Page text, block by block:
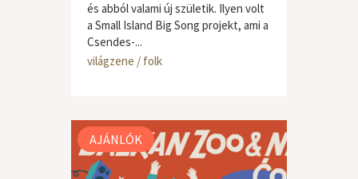
és abból valami új születik. Ilyen volt
a Small Island Big Song projekt, ami a
Csendes-...
világzene / folk
AJÁNLÓK